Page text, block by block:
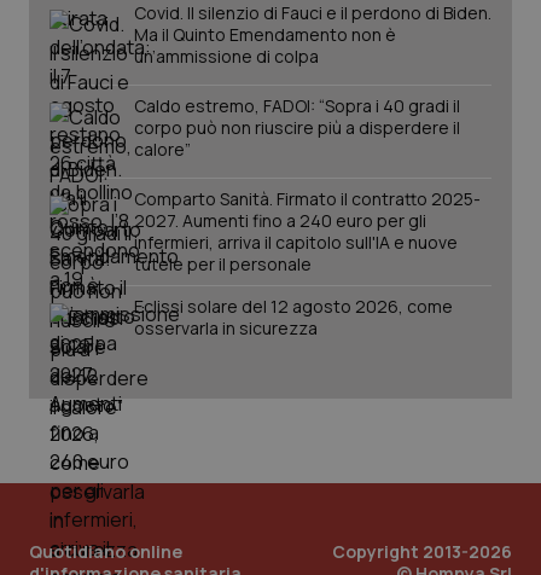
Covid. Il silenzio di Fauci e il perdono di Biden.
Ma il Quinto Emendamento non è
un’ammissione di colpa
Caldo estremo, FADOI: “Sopra i 40 gradi il
corpo può non riuscire più a disperdere il
calore”
Comparto Sanità. Firmato il contratto 2025-
2027. Aumenti fino a 240 euro per gli
infermieri, arriva il capitolo sull'IA e nuove
tutele per il personale
Eclissi solare del 12 agosto 2026, come
osservarla in sicurezza
Quotidiano online
Copyright 2013-2026
PHPSESSID